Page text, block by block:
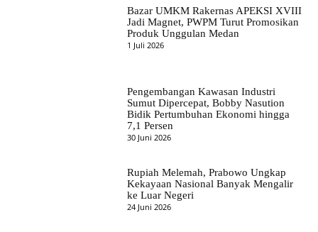
Bazar UMKM Rakernas APEKSI XVIII
Jadi Magnet, PWPM Turut Promosikan
Produk Unggulan Medan
1 Juli 2026
Pengembangan Kawasan Industri
Sumut Dipercepat, Bobby Nasution
Bidik Pertumbuhan Ekonomi hingga
7,1 Persen
30 Juni 2026
Rupiah Melemah, Prabowo Ungkap
Kekayaan Nasional Banyak Mengalir
ke Luar Negeri
24 Juni 2026